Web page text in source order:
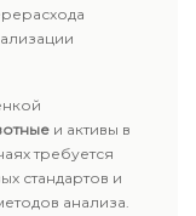
и активы в
требуется
стандартов и
анализа.